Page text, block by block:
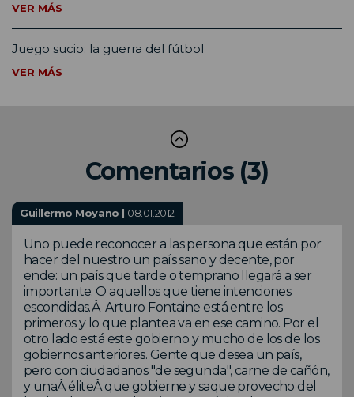
VER MÁS
Juego sucio: la guerra del fútbol
VER MÁS
Comentarios (3)
Guillermo Moyano | 08.01.2012
Uno puede reconocer a las persona que están por
hacer del nuestro un país sano y decente, por
ende: un país que tarde o temprano llegará a ser
importante. O aquellos que tiene intenciones
escondidas.Â Arturo Fontaine está entre los
primeros y lo que plantea va en ese camino. Por el
otro lado está este gobierno y mucho de los de los
gobiernos anteriores. Gente que desea un país,
pero con ciudadanos "de segunda", carne de cañón,
y unaÂ éliteÂ que gobierne y saque provecho del